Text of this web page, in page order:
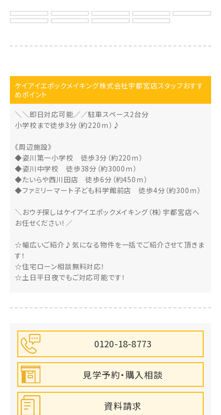
ケイアイエポックメイキング株式会社宇都宮店スタッフおすす
めポイント
＼＼即日対応可能／／駐車スペース2台分
小学校まで徒歩3分（約220ｍ）♪
《周辺施設》
◆姿川第一小学校 徒歩3分（約220ｍ）
◆姿川中学校 徒歩38分（約3000ｍ）
◆たいらや西川田店 徒歩6分（約450ｍ）
◆ファミリーマート子ども科学館前店 徒歩4分（約300ｍ）
＼おウチ探しはケイアイエポックメイキング（株）宇都宮店へ
お任せください！／
☆幅広いご紹介♪気になる物件を一括でご紹介させて頂きま
す！
☆住宅ローン相談無料対応！
☆土日平日夜でもご対応可能です！
0120-18-8773
見学予約・購入相談
資料請求